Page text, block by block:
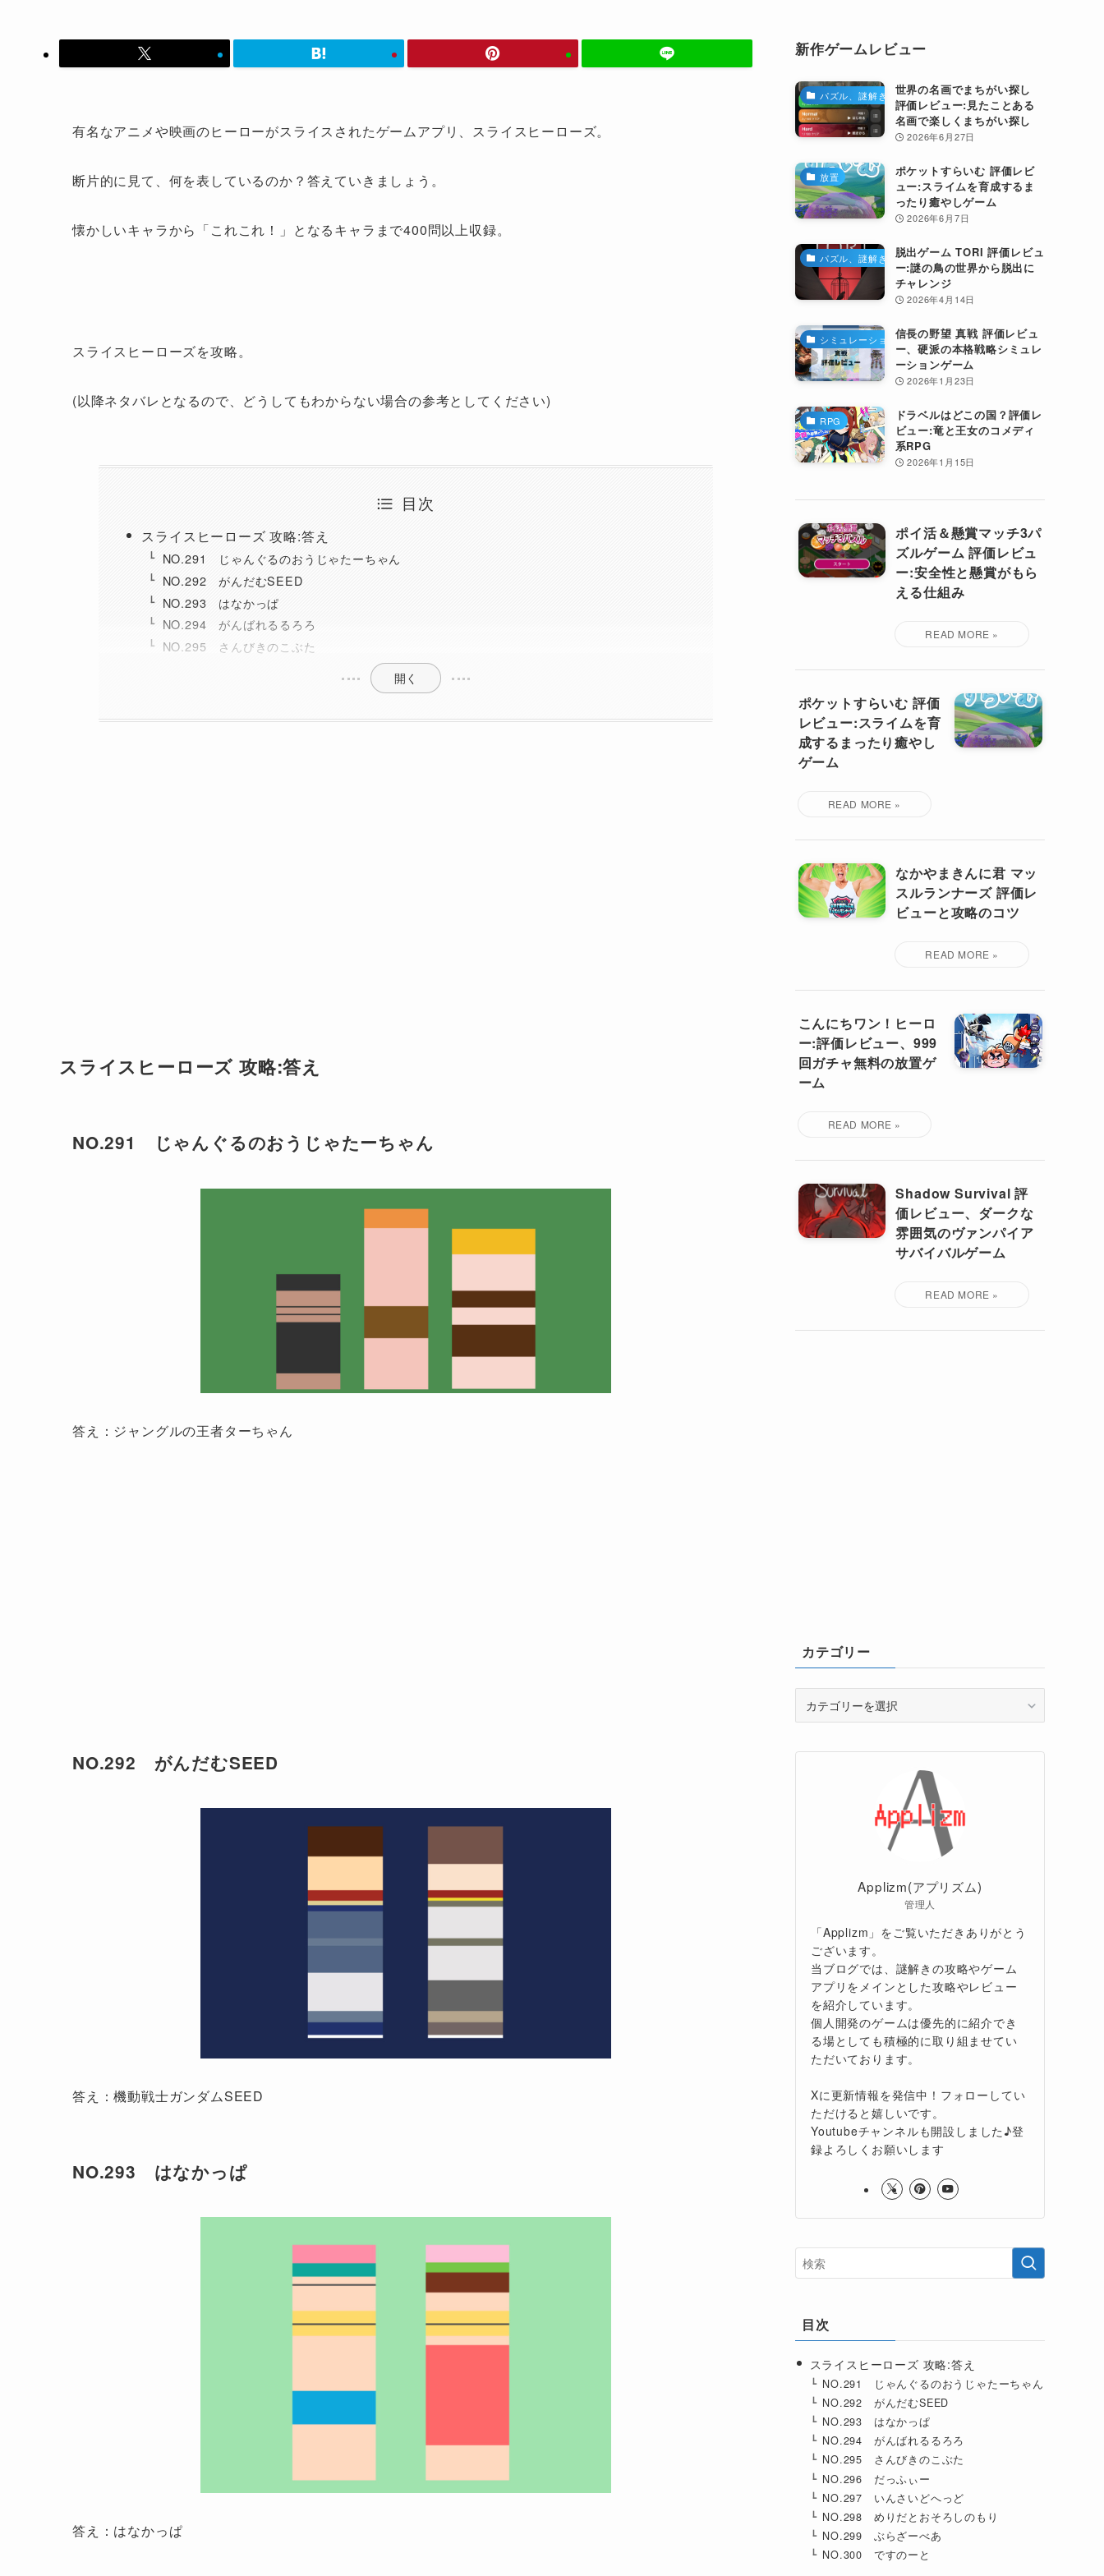
有名なアニメや映画のヒーローがスライスされたゲームアプリ、スライスヒーローズ。
断片的に見て、何を表しているのか？答えていきましょう。
懐かしいキャラから「これこれ！」となるキャラまで400問以上収録。
スライスヒーローズを攻略。
(以降ネタバレとなるので、どうしてもわからない場合の参考としてください)
目次
スライスヒーローズ 攻略:答え
NO.291 じゃんぐるのおうじゃたーちゃん
NO.292 がんだむSEED
NO.293 はなかっぱ
NO.294 がんばれるるろろ
NO.295 さんびきのこぶた
開く
スライスヒーローズ 攻略:答え
NO.291 じゃんぐるのおうじゃたーちゃん
答え：ジャングルの王者ターちゃん
NO.292 がんだむSEED
答え：機動戦士ガンダムSEED
NO.293 はなかっぱ
答え：はなかっぱ
新作ゲームレビュー
パズル、謎解き
世界の名画でまちがい探し
評価レビュー:見たことある
名画で楽しくまちがい探し
2026年6月27日
放置
ポケットすらいむ 評価レビ
ュー:スライムを育成するま
ったり癒やしゲーム
2026年6月7日
パズル、謎解き
脱出ゲーム TORI 評価レビュ
ー:謎の鳥の世界から脱出に
チャレンジ
2026年4月14日
シミュレーション信長の野望 真戦 評価レビュ
ー、硬派の本格戦略シミュレ
ーションゲーム
2026年1月23日
RPG
ドラベルはどこの国？評価レ
ビュー:竜と王女のコメディ
系RPG
2026年1月15日
ポイ活＆懸賞マッチ3パ
ズルゲーム 評価レビュ
ー:安全性と懸賞がもら
える仕組み
ポケットすらいむ 評価
レビュー:スライムを育
成するまったり癒やし
ゲーム
なかやまきんに君 マッ
スルランナーズ 評価レ
ビューと攻略のコツ
こんにちワン！ヒーロ
ー:評価レビュー、999
回ガチャ無料の放置ゲ
ーム
Shadow Survival 評
価レビュー、ダークな
雰囲気のヴァンパイア
サバイバルゲーム
カテゴリー
リ
Applizm(アプリズム)
管理人
「Applizm」をご覧いただきありがとう
ございます。
当ブログでは、謎解きの攻略やゲーム
アプリをメインとした攻略やレビュー
を紹介しています。
個人開発のゲームは優先的に紹介でき
る場としても積極的に取り組ませてい
ただいております。
Xに更新情報を発信中！フォローしてい
ただけると嬉しいです。
Youtubeチャンネルも開設しました♪登
録よろしくお願いします
目次
スライスヒーローズ 攻略:答え
NO.291 じゃんぐるのおうじゃたーちゃん
NO.292 がんだむSEED
NO.293 はなかっぱ
NO.294 がんばれるるろろ
NO.295 さんびきのこぶた
NO.296 だっふぃー
NO.297 いんさいどへっど
NO.298 めりだとおそろしのもり
NO.299 ぶらざーべあ
NO.300 ですのーと